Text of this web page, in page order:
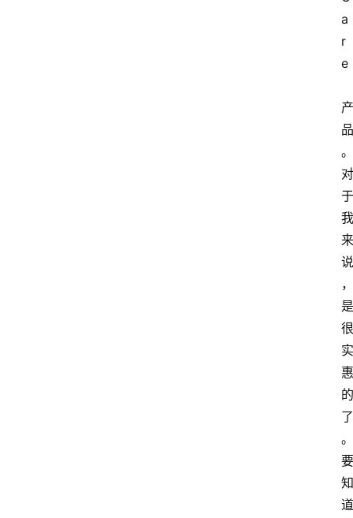
a
r
e
产
品
。
对
于
我
来
说
，
是
很
实
惠
的
了
。
要
知
道